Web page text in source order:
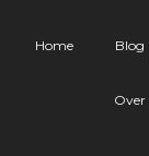
Home Blog
Over